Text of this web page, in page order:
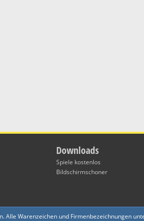
Downloads
Spiele kostenlos
Bildschirmschoner
Alle Warenzeichen und Firmenbezeichnungen